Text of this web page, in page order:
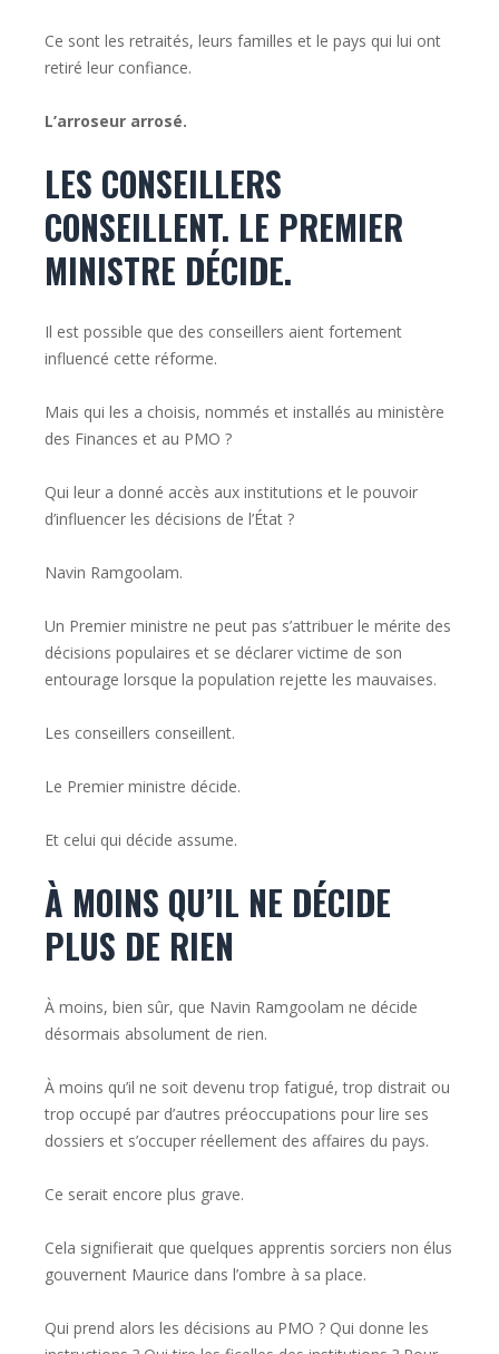
Ce sont les retraités, leurs familles et le pays qui lui ont
retiré leur confiance.
L’arroseur arrosé.
LES CONSEILLERS
CONSEILLENT. LE PREMIER
MINISTRE DÉCIDE.
Il est possible que des conseillers aient fortement
influencé cette réforme.
Mais qui les a choisis, nommés et installés au ministère
des Finances et au PMO ?
Qui leur a donné accès aux institutions et le pouvoir
d’influencer les décisions de l’État ?
Navin Ramgoolam.
Un Premier ministre ne peut pas s’attribuer le mérite des
décisions populaires et se déclarer victime de son
entourage lorsque la population rejette les mauvaises.
Les conseillers conseillent.
Le Premier ministre décide.
Et celui qui décide assume.
À MOINS QU’IL NE DÉCIDE
PLUS DE RIEN
À moins, bien sûr, que Navin Ramgoolam ne décide
désormais absolument de rien.
À moins qu’il ne soit devenu trop fatigué, trop distrait ou
trop occupé par d’autres préoccupations pour lire ses
dossiers et s’occuper réellement des affaires du pays.
Ce serait encore plus grave.
Cela signifierait que quelques apprentis sorciers non élus
gouvernent Maurice dans l’ombre à sa place.
Qui prend alors les décisions au PMO ? Qui donne les